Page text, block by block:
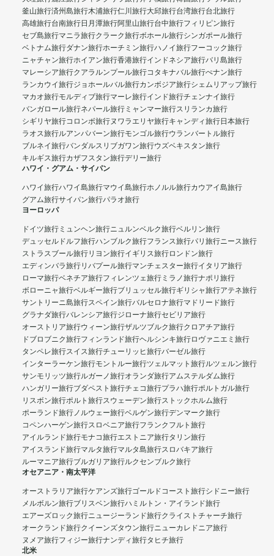
釜山旅行済州島旅行木浦旅行仁川旅行大邱旅行台湾旅行台北旅行
高雄旅行台南旅行日月潭旅行阿里山旅行台中旅行フィリピン旅行
セブ島旅行マニラ旅行クラーク旅行ボホール旅行シンガポール旅行
ベトナム旅行ダナン旅行ホーチミン旅行ハノイ旅行フーコック旅行
ニャチャン旅行ホイアン旅行香港旅行インドネシア旅行バリ島旅行
マレーシア旅行クアラルンプール旅行コタキナバル旅行ぺナン旅行
ランカウイ旅行ジョホールバル旅行カンボジア旅行シェムリアップ旅行
マカオ旅行モルディブ旅行マーレ旅行インド旅行チェンナイ旅行
バンガロール旅行ネパール旅行 ミャンマー旅行スリランカ旅行
シギリヤ旅行コロンボ旅行ヌワラエリヤ旅行キャンディ旅行日本旅行
ラオス旅行ルアンパバーン旅行モンゴル旅行ウランバートル旅行
ブルネイ旅行バンダルスリブガワン旅行ウズベキスタン旅行
キルギス旅行カザフスタン旅行デリー旅行
ハワイ・グアム・サイパン
ハワイ旅行ハワイ島旅行マウイ島旅行ホノルル旅行カウアイ島旅行
グアム旅行サイパン旅行パラオ旅行
ヨーロッパ
ドイツ旅行 ミュンヘン旅行ニュルンベルク旅行ベルリン旅行
デュッセルドルフ旅行ハンブルク旅行フランス旅行パリ旅行ニース旅行
ストラスブール旅行リヨン旅行イギリス旅行ロンドン旅行
エディンバラ旅行リバプール旅行マンチェスター旅行イタリア旅行
ローマ旅行ベネチア旅行フィレンツェ旅行 ミラノ旅行ナポリ旅行
ボローニャ旅行ベルギー旅行ブリュッセル旅行ギリシャ旅行アテネ旅行
サントリーニ島旅行スペイン旅行バルセロナ旅行マドリード旅行
グラナダ旅行バレンシア旅行ジローナ旅行セビリア旅行
オーストリア旅行ウィーン旅行ザルツブルク旅行クロアチア旅行
ドブロブニク旅行フィンランド旅行ヘルシンキ旅行ロヴァニエミ旅行
タンペレ旅行スイス旅行チューリッヒ旅行バーゼル旅行
インターラーケン旅行モントルー旅行ツェルマット旅行ルツェルン旅行
サンモリッツ旅行ルガーノ旅行オランダ旅行アムステルダム旅行
ハンガリー旅行ブダペスト旅行チェコ旅行プラハ旅行ポルトガル旅行
リスボン旅行ポルト旅行スウェーデン旅行ストックホルム旅行
ポーランド旅行ノルウェー旅行ベルゲン旅行デンマーク旅行
コペンハーゲン旅行スロベニア旅行フランクフルト旅行
アイルランド旅行モナコ旅行エストニア旅行タリン旅行
アイスランド旅行マルタ旅行マルタ島旅行スロバキア旅行
ルーマニア旅行ブルガリア旅行ルクセンブルク旅行
オセアニア・南太平洋
オーストラリア旅行ケアンズ旅行ゴールドコースト旅行シドニー旅行
メルボルン旅行ブリスベン旅行ハミルトン・アイランド旅行
エアーズロック旅行ニュージーランド旅行クライストチャーチ旅行
オークランド旅行クイーンズタウン旅行ニューカレドニア旅行
ヌメア旅行フィジー旅行ナンディ旅行タヒチ旅行
北米